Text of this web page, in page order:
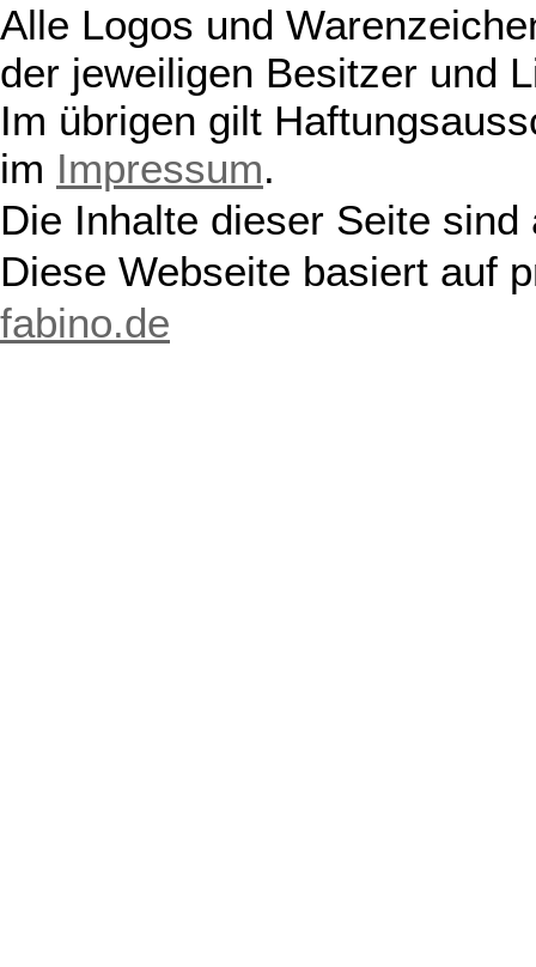
Alle Logos und
der jeweiligen Besitzer und
Im übrigen gilt
im Impressum.
Die Inhalte dieser Seite
Diese Webseite basiert auf
fabino.de